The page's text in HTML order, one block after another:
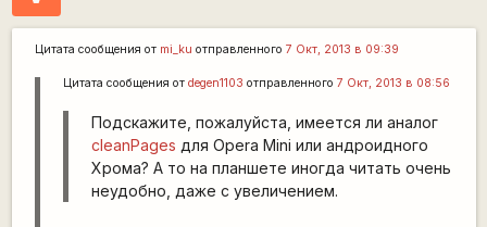
Цитата сообщения от mi_ku отправленного 7 Окт, 2013 в 09:39
Цитата сообщения от degen1103 отправленного 7 Окт, 2013 в 08:56
Подскажите, пожалуйста, имеется ли аналог
cleanPages для Opera Mini или андроидного
Хрома? А то на планшете иногда читать очень
неудобно, даже с увеличением.